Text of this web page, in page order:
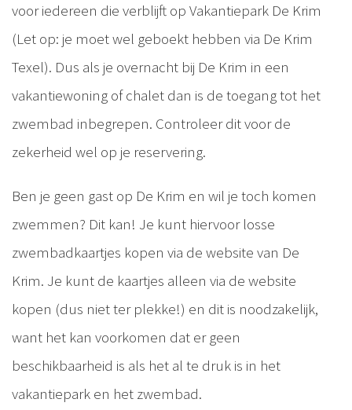
voor iedereen die verblijft op Vakantiepark De Krim
(Let op: je moet wel geboekt hebben via De Krim
Texel). Dus als je overnacht bij De Krim in een
vakantiewoning of chalet dan is de toegang tot het
zwembad inbegrepen. Controleer dit voor de
zekerheid wel op je reservering.
Ben je geen gast op De Krim en wil je toch komen
zwemmen? Dit kan! Je kunt hiervoor losse
zwembadkaartjes kopen via de website van De
Krim. Je kunt de kaartjes alleen via de website
kopen (dus niet ter plekke!) en dit is noodzakelijk,
want het kan voorkomen dat er geen
beschikbaarheid is als het al te druk is in het
vakantiepark en het zwembad.